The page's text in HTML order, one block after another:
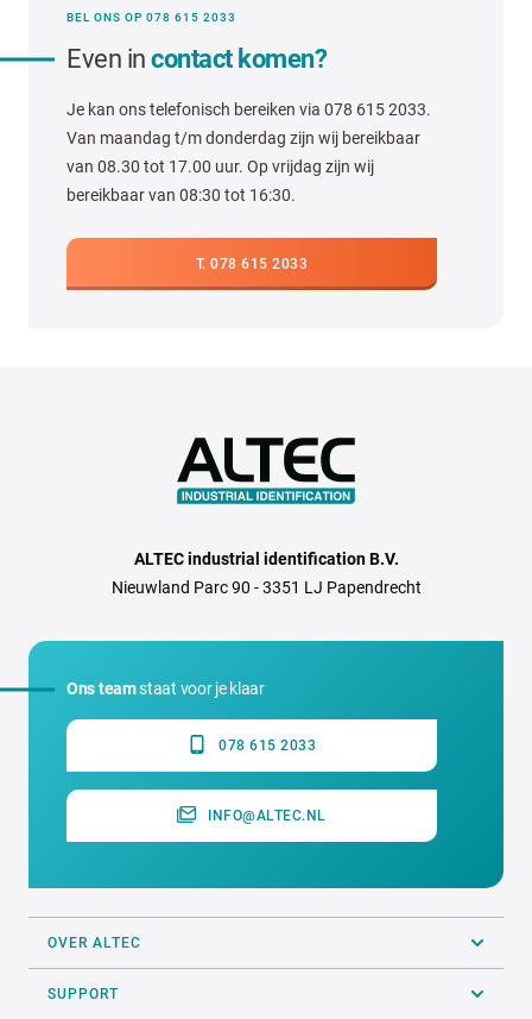
BEL ONS OP 078 615 2033
Even in contact komen?
Je kan ons telefonisch bereiken via 078 615 2033.
Van maandag t/m donderdag zijn wij bereikbaar
van 08.30 tot 17.00 uur. Op vrijdag zijn wij
bereikbaar van 08:30 tot 16:30.
T. 078 615 2033
ALTEC industrial identification B.V.
Nieuwland Parc 90 - 3351 LJ Papendrecht
Ons teamstaat voor je klaar
078 615 2033
INFO@ALTEC.NL
OVER ALTEC
SUPPORT